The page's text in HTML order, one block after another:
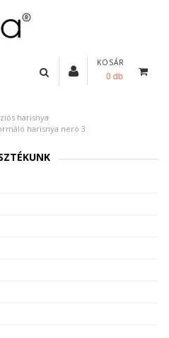
KOSÁR
0 db
harisnya
harisnya nero 3